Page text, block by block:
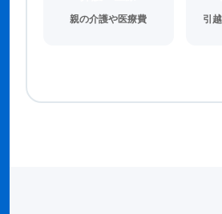
親の介護や医療費 引